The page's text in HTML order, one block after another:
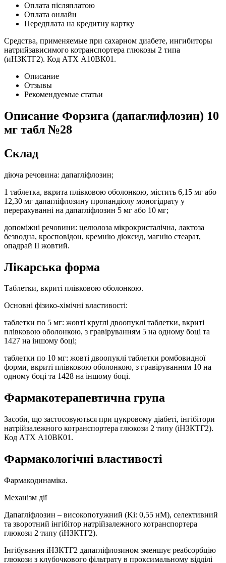
Оплата післяплатою
Оплата онлайн
Передплата на кредитну картку
Средства, применяемые при сахарном диабете, ингибиторы
натрийзависимого котранспортера глюкозы 2 типа
(иНЗКТГ2). Код АТХ А10ВК01.
Описание
Отзывы
Рекомендуемые статьи
Описание Форзига (дапаглифлозин) 10
мг табл №28
Склад
діюча речовина: дапагліфлозин;
1 таблетка, вкрита плівковою оболонкою, містить 6,15 мг або
12,30 мг дапагліфлозину пропандіолу моногідрату у
перерахуванні на дапагліфлозин 5 мг або 10 мг;
допоміжні речовини: целюлоза мікрокристалічна, лактоза
безводна, кросповідон, кремнію діоксид, магнію стеарат,
опадрай ІІ жовтий.
Лікарська форма
Таблетки, вкриті плівковою оболонкою.
Основні фізико-хімічні властивості:
таблетки по 5 мг: жовті круглі двоопуклі таблетки, вкриті
плівковою оболонкою, з гравіруванням 5 на одному боці та
1427 на іншому боці;
таблетки по 10 мг: жовті двоопуклі таблетки ромбовидної
форми, вкриті плівковою оболонкою, з гравіруванням 10 на
одному боці та 1428 на іншому боці.
Фармакотерапевтична група
Засоби, що застосовуються при цукровому діабеті, інгібітори
натрійзалежного котранспортера глюкози 2 типу (іНЗКТГ2).
Код АТХ А10ВК01.
Фармакологічні властивості
Фармакодинаміка.
Механізм дії
Дапагліфлозин – високопотужний (Kі: 0,55 нМ), селективний
та зворотний інгібітор натрійзалежного котранспортера
глюкози 2 типу (іНЗКТГ2).
Інгібування іНЗКТГ2 дапагліфлозином зменшує реабсорбцію
глюкози з клубочкового фільтрату в проксимальному відділі